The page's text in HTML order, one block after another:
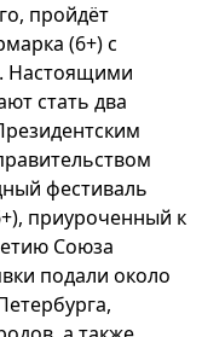
пройдёт
(6+) с
Настоящими
стать два
фестиваль
приуроченный к
Союза
подали около